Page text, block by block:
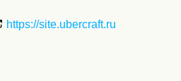
https://site.ubercraft.ru